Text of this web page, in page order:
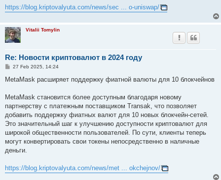
https://blog.kriptovalyuta.com/news/sec ... o-uniswap/
Vitalii Tomylin
Re: Новости криптовалют в 2024 году
P
s
27 Feb 2025, 14:24
MetaMask расширяет поддержку фиатной валюты для 10 блокчейнов
MetaMask становится более доступным благодаря новому
партнерству с платежным поставщиком Transak, что позволяет
добавить поддержку фиатных валют для 10 новых блокчейн-сетей.
Это значительный шаг к улучшению доступности криптовалют для
широкой общественности пользователей. По сути, клиенты теперь
могут конвертировать свои токены непосредственно в наличные
деньги.
https://blog.kriptovalyuta.com/news/met ... okchejnov/